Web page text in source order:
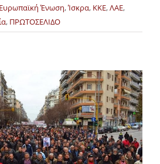
Ευρωπαϊκή Ένωση,Ίσκρα, ΚΚΕ,ΛΑΕ,
, ΠΡΩΤΟΣΕΛΙΔΟ